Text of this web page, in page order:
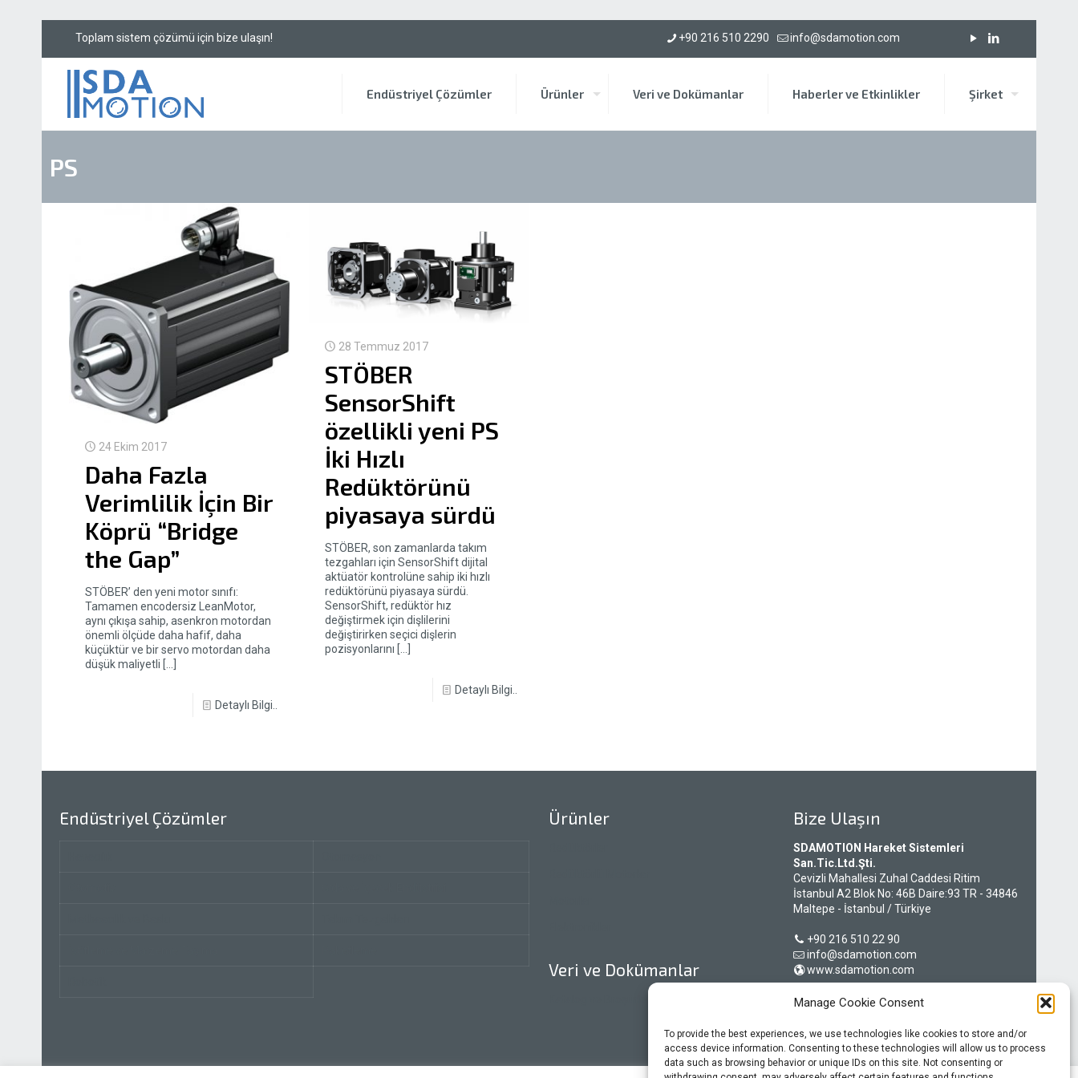
Manage Cookie Consent
To provide the best experiences, we use technologies like cookies to store and/or
access device information. Consenting to these technologies will allow us to process
data such as browsing behavior or unique IDs on this site. Not consenting or
Toplam sistem çözümü için bize ulaşın! +90 216 510 2290 info@sdamotion.com
Endüstriyel Çözümler Ürünler Veri ve Dokümanlar Haberler ve Etkinlikler Şirket
PS
24 Ekim 2017
Daha Fazla
Verimlilik İçin Bir
Köprü “Bridge
the Gap”
STÖBER’ den yeni motor sınıfı:
Tamamen encodersiz LeanMotor,
aynı çıkışa sahip, asenkron motordan
önemli ölçüde daha hafif, daha
küçüktür ve bir servo motordan daha
düşük maliyetli
Detaylı Bilgi..
28 Temmuz 2017
STÖBER
SensorShift
özellikli yeni PS
İki Hızlı
Redüktörünü
piyasaya sürdü
STÖBER, son zamanlarda takım
tezgahları için SensorShift dijital
aktüatör kontrolüne sahip iki hızlı
redüktörünü piyasaya sürdü.
SensorShift, redüktör hız
değiştirmek için dişlilerini
değiştirirken seçici dişlerin
pozisyonlarını […]
Detaylı Bilgi..
Endüstriyel Çözümler Ürünler
Veri ve Dokümanlar
Bize Ulaşın
SDAMOTION Hareket Sistemleri
San.Tic.Ltd.Şti.
Cevizli Mahallesi Zuhal Caddesi Ritim
İstanbul A2 Blok No: 46B Daire:93 TR - 34846
Maltepe - İstanbul / Türkiye
+90 216 510 22 90
info@sdamotion.com
www.sdamotion.com
Gizlilik Politikası